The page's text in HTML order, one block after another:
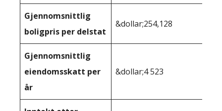
Gjennomsnittlig
boligpris per delstat
&dollar;254,128
Gjennomsnittlig
eiendomsskatt per
år
&dollar;4 523